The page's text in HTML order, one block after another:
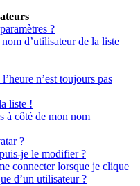
?
d’utilisateur de la liste
n’est toujours pas
liste !
à côté de mon nom
?
je le modifier ?
connecter lorsque je clique
d’un utilisateur ?